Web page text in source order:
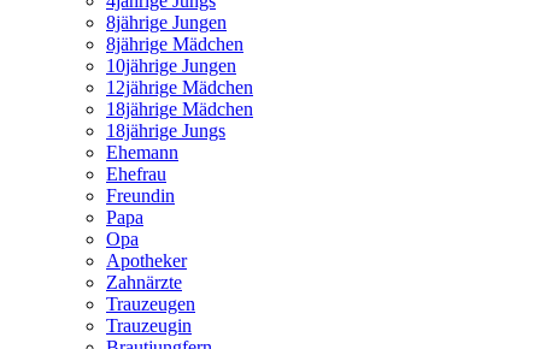
8jährige Jungen
8jährige Mädchen
10jährige Jungen
12jährige Mädchen
18jährige Mädchen
18jährige Jungs
Ehemann
Ehefrau
Freundin
Papa
Opa
Apotheker
Zahnärzte
Trauzeugen
Trauzeugin